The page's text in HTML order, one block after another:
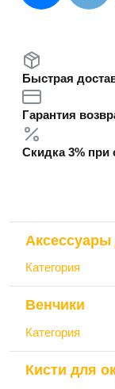
Быстрая
Гарантия
Скидка 3% при
Категория
Венчики
Категория
Кисти для